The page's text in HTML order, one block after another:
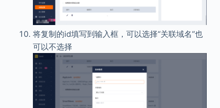
将复制的id填写到输入框，可以选择“关联域名”也
可以不选择